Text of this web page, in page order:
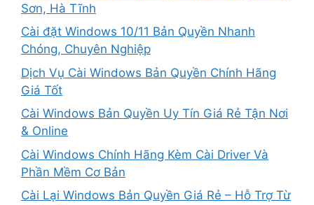
Sơn, Hà Tĩnh
Cài đặt Windows 10/11 Bản Quyền Nhanh
Chóng, Chuyên Nghiệp
Dịch Vụ Cài Windows Bản Quyền Chính Hãng
Giá Tốt
Cài Windows Bản Quyền Uy Tín Giá Rẻ Tận Nơi
& Online
Cài Windows Chính Hãng Kèm Cài Driver Và
Phần Mềm Cơ Bản
Cài Lại Windows Bản Quyền Giá Rẻ – Hỗ Trợ Từ